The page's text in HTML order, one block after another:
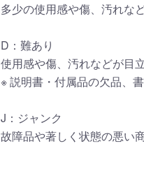
多少の使用感や傷、汚れな
D：難あり
使用感や傷、汚れなどが目
※ 説明書・付属品の欠品、
J：ジャンク
故障品や著しく状態の悪い